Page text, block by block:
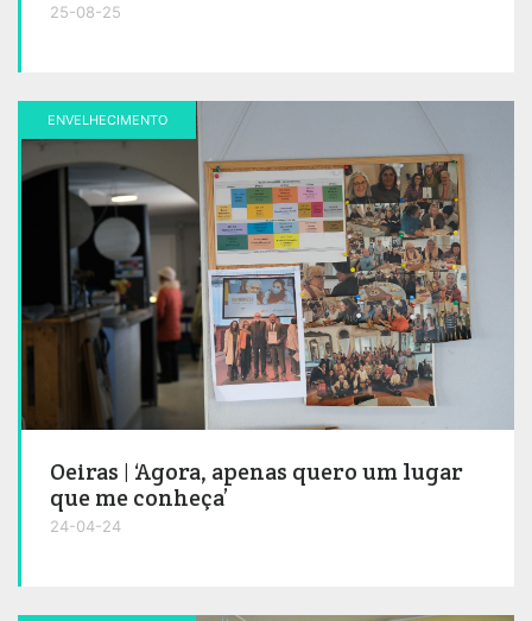
25-08-25
ENVELHECIMENTO
Oeiras | ‘Agora, apenas quero um lugar
que me conheça’
24-04-24